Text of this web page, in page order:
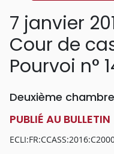
7 janvier
Cour de
Pourvoi n°
Deuxième
PUBLIÉ AU BULLETIN